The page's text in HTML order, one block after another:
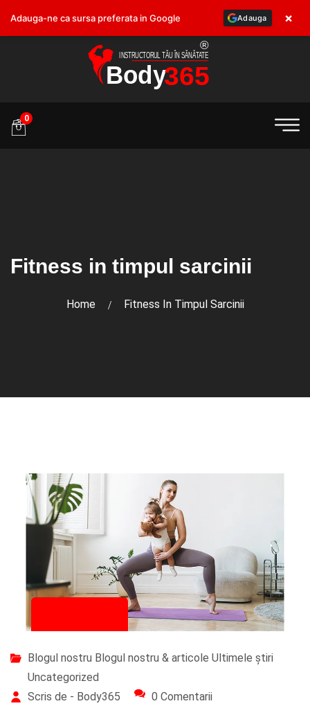
0
Fitness in timpul sarcinii
Home Fitness In Timpul Sarcinii
Blogul nostru Blogul nostru & articole Ultimele știri
Uncategorized
Scris de - Body365
0 Comentarii
Adauga-ne ca sursa preferata in Google Adauga ×